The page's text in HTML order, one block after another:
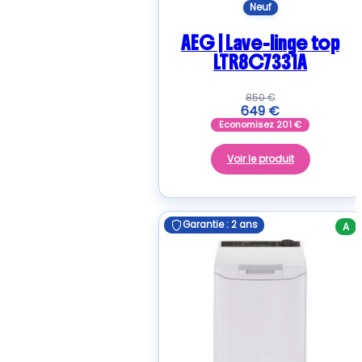
Neuf
AEG | Lave-linge top
LTR8C7331A
850€
649 €
Economisez 201€
Voir le produit
A
Garantie : 2 ans
Garantie : 2 ans